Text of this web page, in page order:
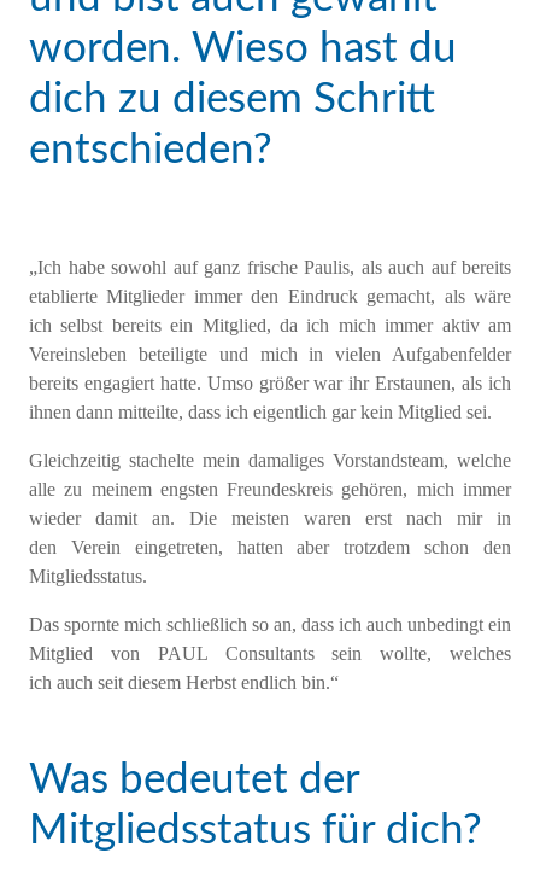
worden. Wieso hast du
dich zu diesem Schritt
entschieden?
„Ich habe sowohl auf ganz frische Paulis, als auch auf bereits
etablierte Mitglieder immer den Eindruck gemacht, als wäre
ichselbst bereits ein Mitglied, da ich mich immer aktiv am
Vereinsleben beteiligte und mich in vielen Aufgabenfelder
bereits engagiert hatte. Umso größer war ihr Erstaunen, als ich
ihnen dann mitteilte, dass ich eigentlich gar kein Mitglied sei.
Gleichzeitig stachelte mein damaliges Vorstandsteam, welche
alle zu meinem engsten Freundeskreis gehören, mich immer
wieder damit an. Die meisten waren erst nach mir in
den Verein eingetreten, hattenaber trotzdem schon den
Mitgliedsstatus.
Das spornte mich schließlich so an, dass ich auch unbedingt ein
Mitglied von PAUL Consultants sein wollte, welches
ich auch seit diesem Herbst endlich bin.“
Was bedeutet der
Mitgliedsstatus für dich?